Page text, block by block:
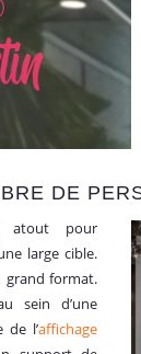
DE
atout pour
large cible.
grand format.
sein d’une
de l’affichage